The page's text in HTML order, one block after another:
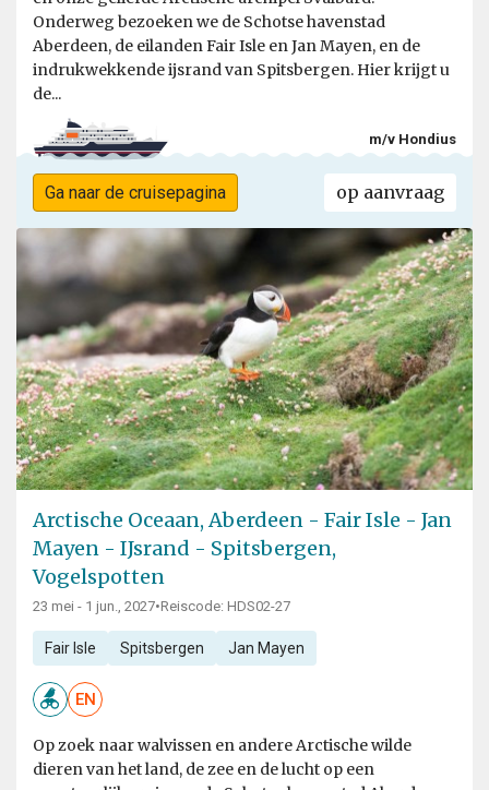
Onderweg bezoeken we de Schotse havenstad
Aberdeen, de eilanden Fair Isle en Jan Mayen, en de
indrukwekkende ijsrand van Spitsbergen. Hier krijgt u
de...
m/v Hondius
Ga naar de cruisepagina op aanvraag
Arctische Oceaan, Aberdeen - Fair Isle - Jan
Mayen - IJsrand - Spitsbergen,
Vogelspotten
23 mei - 1 jun., 2027•Reiscode: HDS02-27
Fair Isle Spitsbergen Jan Mayen
EN
Op zoek naar walvissen en andere Arctische wilde
dieren van het land, de zee en de lucht op een